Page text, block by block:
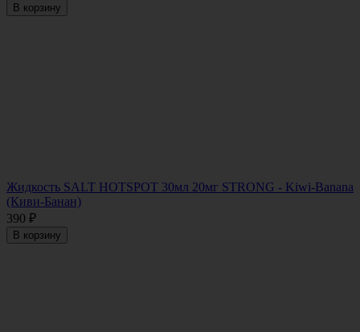
В корзину
Жидкость SALT HOTSPOT 30мл 20мг STRONG - Kiwi-Banana
(Киви-Банан)
390 ₽
В корзину